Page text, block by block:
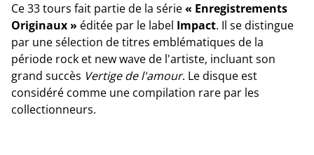
Ce 33 tours fait partie de la série« Enregistrements
Originaux » éditée par le label Impact. Il se distingue
par une sélection de titres emblématiques de la
période rock et new wave de l'artiste, incluant son
grand succès Vertige de l'amour. Le disque est
considéré comme une compilation rare par les
collectionneurs.